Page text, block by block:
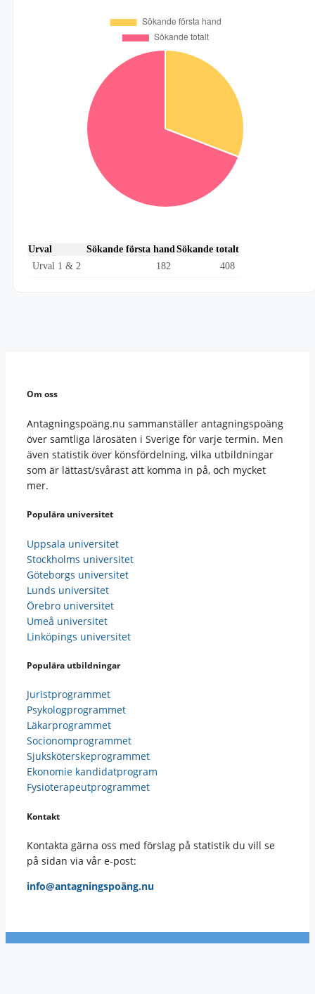
Urval Sökande första handSökande totalt
Urval 1 & 2
182 408
Om oss
Antagningspoäng.nu sammanställer antagningspoäng
över samtliga lärosäten i Sverige för varje termin. Men
även statistik över könsfördelning, vilka utbildningar
som är lättast/svårast att komma in på, och mycket
mer.
Populära universitet
Uppsala universitet
Stockholms universitet
Göteborgs universitet
Lunds universitet
Örebro universitet
Umeå universitet
Linköpings universitet
Populära utbildningar
Juristprogrammet
Psykologprogrammet
Läkarprogrammet
Socionomprogrammet
Sjuksköterskeprogrammet
Ekonomie kandidatprogram
Fysioterapeutprogrammet
Kontakt
Kontakta gärna oss med förslag på statistik du vill se
på sidan via vår e-post:
info@antagningspoäng.nu